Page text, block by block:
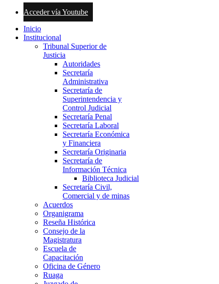
Acceder vía Youtube
Inicio
Institucional
Tribunal Superior de
Justicia
Autoridades
Secretaría
Administrativa
Secretaría de
Superintendencia y
Control Judicial
Secretaría Penal
Secretaría Laboral
Secretaría Económica
y Financiera
Secretaría Originaria
Secretaría de
Información Técnica
Biblioteca Judicial
Secretaría Civil,
Comercial y de minas
Acuerdos
Organigrama
Reseña Histórica
Consejo de la
Magistratura
Escuela de
Capacitación
Oficina de Género
Ruaga